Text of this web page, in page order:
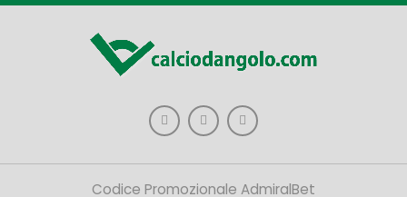
Codice Promozionale AdmiralBet